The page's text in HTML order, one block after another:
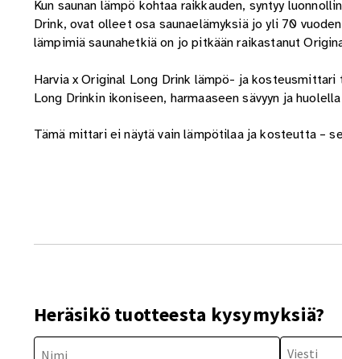
Kun saunan lämpö kohtaa raikkauden, syntyy
Drink, ovat olleet osa saunaelämyksiä jo yli 70
lämpimiä saunahetkiä on jo pitkään raikastanut
Harvia x Original Long Drink lämpö- ja
Long Drinkin ikoniseen, harmaaseen sävyyn ja
Tämä mittari ei näytä vain lämpötilaa ja kosteutta –
Heräsikö tuotteesta kysymyksiä?